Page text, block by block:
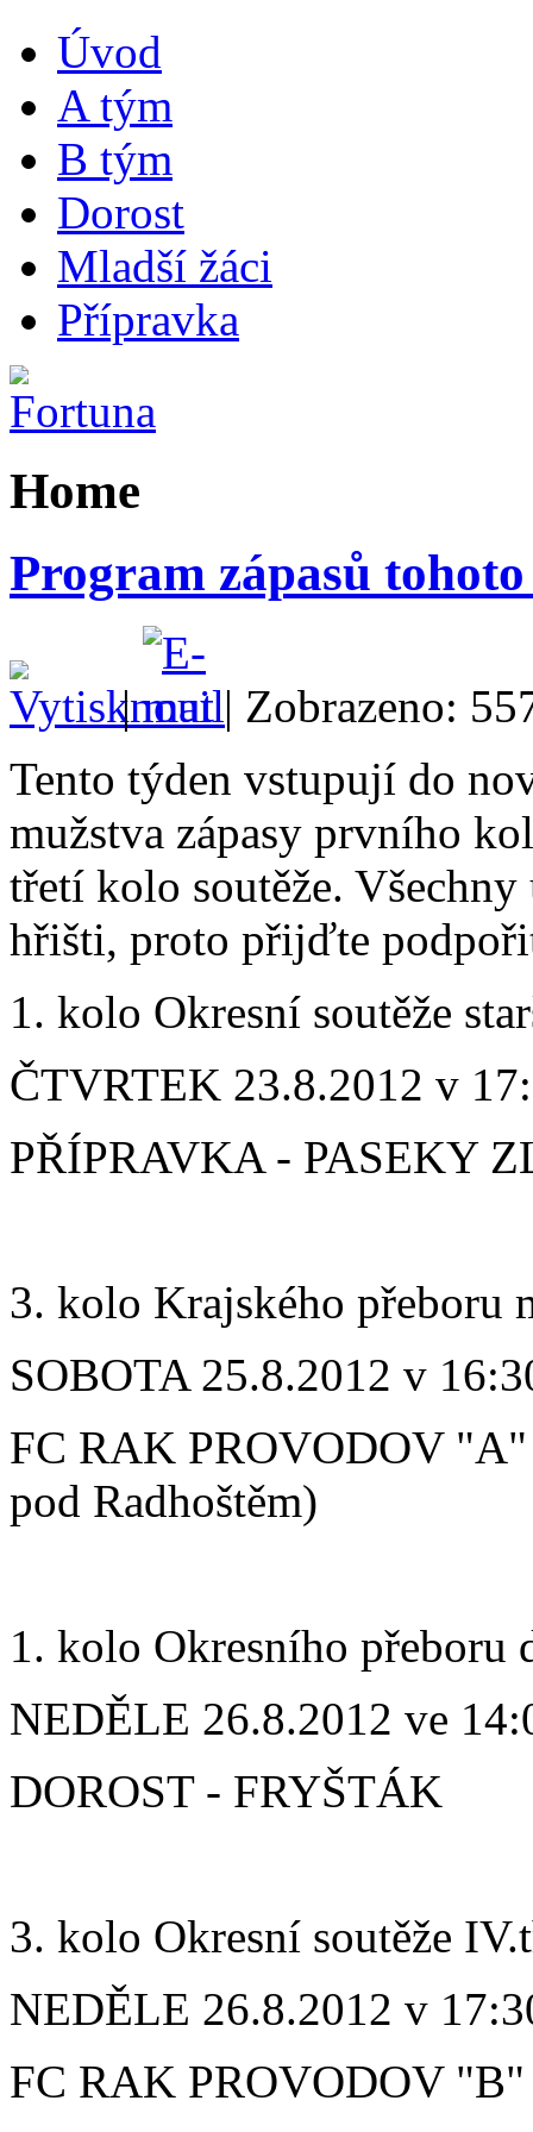
Úvod
A tým
B tým
Dorost
Mladší žáci
Přípravka
Home
Program zápasů
|
| Zobrazeno:
Tento týden vstupují do
mužstva zápasy prvního
třetí kolo soutěže.
hřišti, proto přijďte
1. kolo Okresní soutěže
ČTVRTEK 23.8.2012 v
PŘÍPRAVKA - PASEKY
3. kolo Krajského přeboru
SOBOTA 25.8.2012 v
FC RAK PROVODOV
pod Radhoštěm)
1. kolo Okresního přeboru
NEDĚLE 26.8.2012 ve
DOROST - FRYŠTÁK
3. kolo Okresní soutěže
NEDĚLE 26.8.2012 v
FC RAK PROVODOV